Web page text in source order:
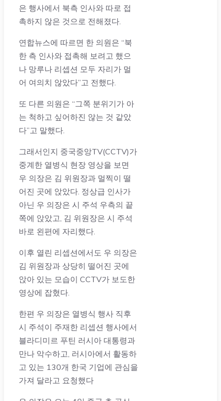
은 행사에서 북측 인사와 따로 접
촉하지 않은 것으로 전해졌다.
연합뉴스에 따르면 한 의원은 “북
한 측 인사와 접촉해 보려고 했으
나 망루나 리셉션 모두 자리가 멀
어 여의치 않았다”고 전했다.
또 다른 의원은 “그쪽 분위기가 아
는 척하고 싶어하진 않는 것 같았
다”고 말했다.
그래서인지 중국중앙TV(CCTV)가
중계한 열병식 현장 영상을 보면
우 의장은 김 위원장과 멀찍이 떨
어진 곳에 앉았다. 정상급 인사가
아닌 우 의장은 시 주석 우측의 끝
쪽에 앉았고, 김 위원장은 시 주석
바로 왼편에 자리했다.
이후 열린 리셉션에서도 우 의장은
김 위원장과 상당히 떨어진 곳에
앉아 있는 모습이 CCTV가 보도한
영상에 잡혔다.
한편 우 의장은 열병식 행사 직후
시 주석이 주재한 리셉션 행사에서
블라디미르 푸틴 러시아 대통령과
만나 악수하고, 러시아에서 활동하
고 있는 130개 한국 기업에 관심을
가져 달라고 요청했다